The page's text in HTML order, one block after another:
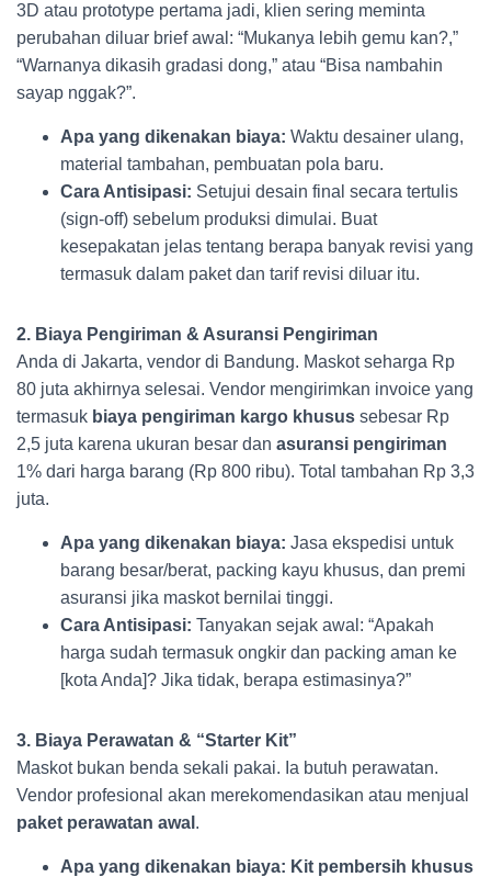
3D atau prototype pertama jadi, klien sering meminta
perubahan diluar brief awal: “Mukanya lebih gemu kan?,”
“Warnanya dikasih gradasi dong,” atau “Bisa nambahin
sayap nggak?”.
Apa yang dikenakan biaya: Waktu desainer ulang,
material tambahan, pembuatan pola baru.
Cara Antisipasi: Setujui desain final secara tertulis
(sign-off) sebelum produksi dimulai. Buat
kesepakatan jelas tentang berapa banyak revisi yang
termasuk dalam paket dan tarif revisi diluar itu.
2. Biaya Pengiriman & Asuransi Pengiriman
Anda di Jakarta, vendor di Bandung. Maskot seharga Rp
80 juta akhirnya selesai. Vendor mengirimkan invoice yang
termasuk biaya pengiriman kargo khusus sebesar Rp
2,5 juta karena ukuran besar dan asuransi pengiriman
1% dari harga barang (Rp 800 ribu). Total tambahan Rp 3,3
juta.
Apa yang dikenakan biaya: Jasa ekspedisi untuk
barang besar/berat, packing kayu khusus, dan premi
asuransi jika maskot bernilai tinggi.
Cara Antisipasi: Tanyakan sejak awal: “Apakah
harga sudah termasuk ongkir dan packing aman ke
[kota Anda]? Jika tidak, berapa estimasinya?”
3. Biaya Perawatan & “Starter Kit”
Maskot bukan benda sekali pakai. Ia butuh perawatan.
Vendor profesional akan merekomendasikan atau menjual
paket perawatan awal .
Apa yang dikenakan biaya: Kit pembersih khusus